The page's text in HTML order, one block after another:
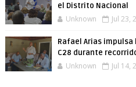
el Distrito Nacional
Unknown Jul 23,
Rafael Arias
C28 durante
Unknown Jul 14,